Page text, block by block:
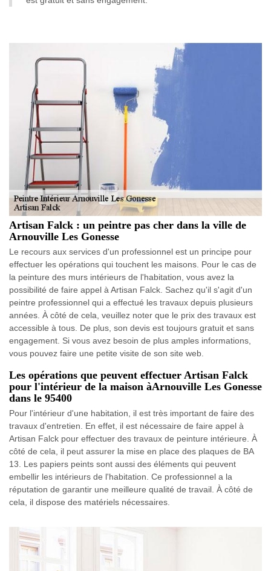
Artisan Falck : un peintre pas cher dans la ville de
Arnouville Les Gonesse
Le recours aux services d'un professionnel est un principe pour
effectuer les opérations qui touchent les maisons. Pour le cas de
la peinture des murs intérieurs de l'habitation, vous avez la
possibilité de faire appel à Artisan Falck. Sachez qu'il s'agit d'un
peintre professionnel qui a effectué les travaux depuis plusieurs
années. À côté de cela, veuillez noter que le prix des travaux est
accessible à tous. De plus, son devis est toujours gratuit et sans
engagement. Si vous avez besoin de plus amples informations,
vous pouvez faire une petite visite de son site web.
Les opérations que peuvent effectuer Artisan Falck
pour l'intérieur de la maison àArnouville Les Gonesse
dans le 95400
Pour l'intérieur d'une habitation, il est très important de faire des
travaux d'entretien. En effet, il est nécessaire de faire appel à
Artisan Falck pour effectuer des travaux de peinture intérieure. À
côté de cela, il peut assurer la mise en place des plaques de BA
13. Les papiers peints sont aussi des éléments qui peuvent
embellir les intérieurs de l'habitation. Ce professionnel a la
réputation de garantir une meilleure qualité de travail. À côté de
cela, il dispose des matériels nécessaires.